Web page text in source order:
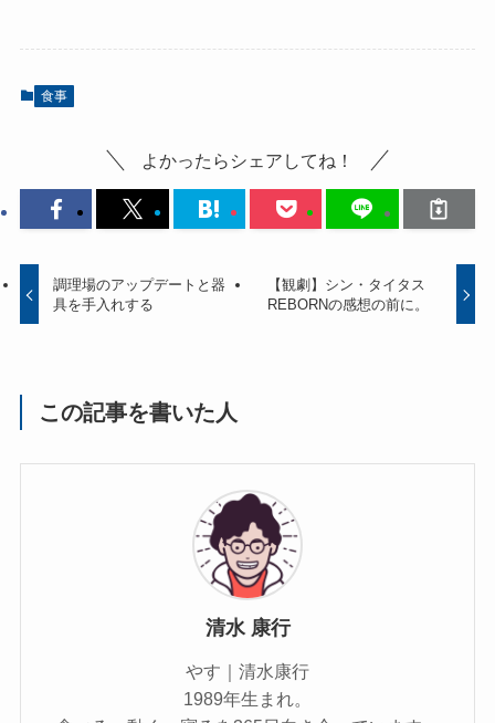
食事
よかったらシェアしてね！
調理場のアップデートと器
具を手入れする
【観劇】シン・タイタス
REBORNの感想の前に。
この記事を書いた人
清水 康行
やす｜清水康行
1989年生まれ。